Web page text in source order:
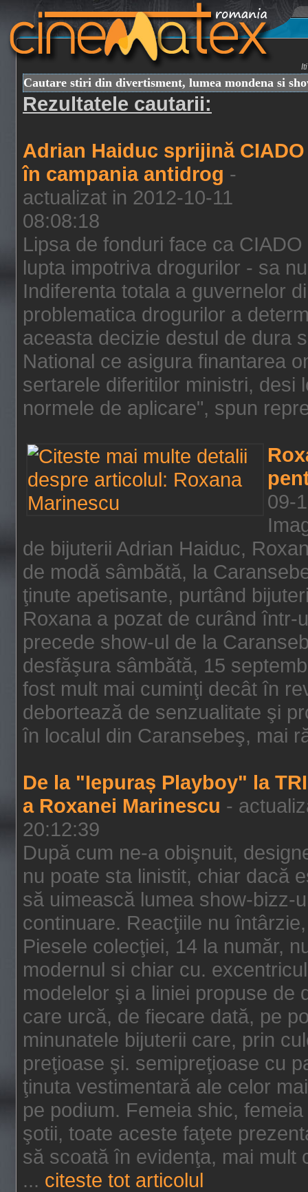
Cautare stiri din divertisment, lumea mondena si
Rezultatele cautarii:
Adrian Haiduc sprijină CIADO
în campania antidrog -
actualizat in 2012-10-11
08:08:18
Lipsa de fonduri face ca
lupta impotriva drogurilor - sa
Indiferenta totala a guvernelor
problematica drogurilor a
aceasta decizie destul de dura
National ce asigura finantarea
sertarele diferitilor ministri, desi
normele de aplicare", spun
09-
de bijuterii Adrian Haiduc,
de modă sâmbătă, la
ţinute apetisante, purtând
Roxana a pozat de curând
precede show-ul de la
desfăşura sâmbătă, 15
fost mult mai cuminţi decât în
debortează de senzualitate şi
în localul din Caransebeş, mai
De la "Iepuraș Playboy" la
a Roxanei Marinescu -
20:12:39
După cum ne-a obişnuit,
nu poate sta linistit, chiar dacă
să uimească lumea show-bizz-
continuare. Reacţiile nu
Piesele colecţiei, 14 la număr,
modernul si chiar cu.
modelelor şi a liniei propuse de
care urcă, de fiecare dată, pe
minunatele bijuterii care, prin
preţioase şi. semipreţioase cu
ţinuta vestimentară ale celor
pe podium. Femeia shic,
şotii, toate aceste faţete
să scoată în evidenţa, mai mult
... citeste tot articolul